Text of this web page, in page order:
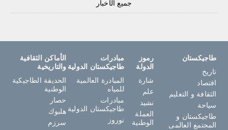
جميع الأخبار
طاجيكستان
تاريخ
اقتصاد
الثقافة و التعليم
سياحة
طاجيكستان و
المجتمع العالمى
رموز
الدولة
شارة
علم
نشيد
العملة
الوطنية
مبادرات
طاجيكستان الدولية
المبادرة العالمية
للمياه
مبادرات
طاجيكستان الدولية
نوروز
الأماكن الثقافية
والتاريخية
الحديقة الطاجيكية
الوطنية
حصار
هلبوك
سرزم